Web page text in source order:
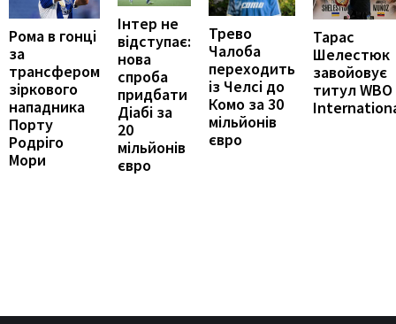
Рома в гонці
за
трансфером
зіркового
нападника
Порту
Родріго
Мори
Інтер не
відступає:
нова
спроба
придбати
Діабі за
20
мільйонів
євро
Трево
Чалоба
переходить
із Челсі до
Комо за 30
мільйонів
євро
Тарас
Шелестюк
завойовує
титул WBO